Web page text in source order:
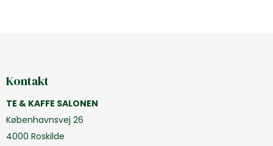
Kontakt
TE & KAFFE SALONEN
Københavnsvej 26
4000 Roskilde